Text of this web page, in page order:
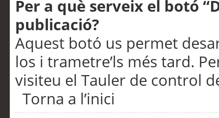
Per a què serveix el botó
publicació?
Aquest botó us permet
los i trametre’ls més tard.
visiteu el Tauler de control
Torna a l’inici